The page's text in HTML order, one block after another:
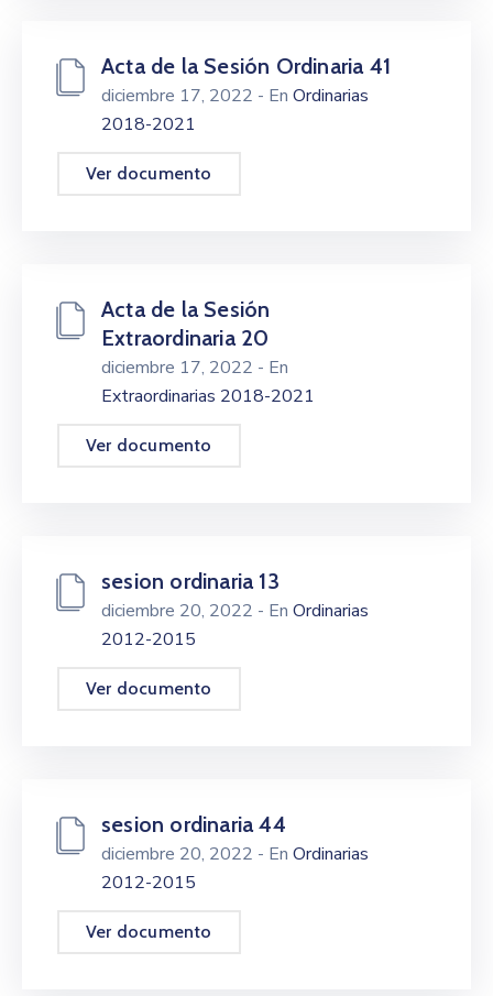
Acta de la Sesión Ordinaria 41
diciembre 17, 2022 - En Ordinarias
2018-2021
Ver documento
Acta de la Sesión
Extraordinaria 20
diciembre 17, 2022 - En
Extraordinarias 2018-2021
Ver documento
sesion ordinaria 13
diciembre 20, 2022 - En Ordinarias
2012-2015
Ver documento
sesion ordinaria 44
diciembre 20, 2022 - En Ordinarias
2012-2015
Ver documento